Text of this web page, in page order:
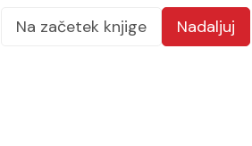
Na začetek knjige Nadaljuj